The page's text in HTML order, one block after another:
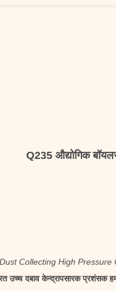
Q235 औद्योगिक
Collecting High
दबाव केन्द्रापसारक प्रशंसक